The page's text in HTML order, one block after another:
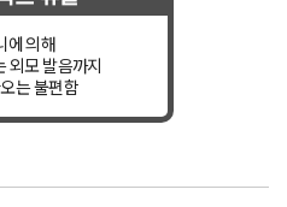
에 의해
외모 발음까지
는 불편함